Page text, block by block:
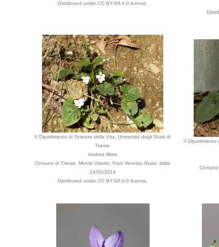
Distributed under CC BY-SA 4.0 license.
© Dipartimento di Scienze della Vita, Università degli Studi di
Trieste
Andrea Moro
Comune di Trieste, Monte Valerio, Friuli Venezia Giulia, Italia
24/02/2014
Distributed under CC BY-SA 4.0 license.
© Dipartimento